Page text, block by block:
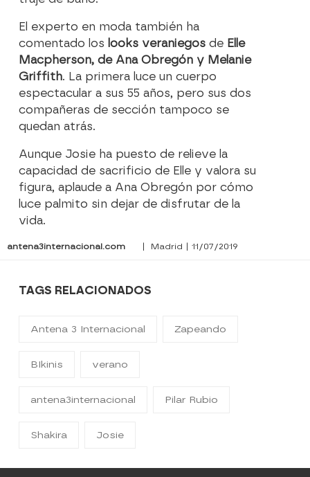
El experto en moda también ha
comentado los looks veraniegos de Elle
Macpherson, de Ana Obregón y Melanie
Griffith. La primera luce un cuerpo
espectacular a sus 55 años, pero sus dos
compañeras de sección tampoco se
quedan atrás.
Aunque Josie ha puesto de relieve la
capacidad de sacrificio de Elle y valora su
figura, aplaude a Ana Obregón por cómo
luce palmito sin dejar de disfrutar de la
vida.
antena3internacional.com | Madrid | 11/07/2019
TAGS RELACIONADOS
Antena 3 Internacional Zapeando
BIkinis verano
antena3internacional Pilar Rubio
Shakira Josie